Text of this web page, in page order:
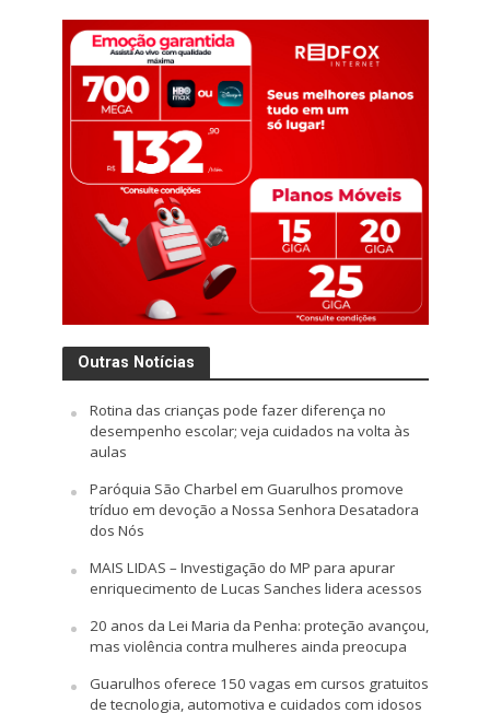
Outras Notícias
Rotina das crianças pode fazer diferença no
desempenho escolar; veja cuidados na volta às
aulas
Paróquia São Charbel em Guarulhos promove
tríduo em devoção a Nossa Senhora Desatadora
dos Nós
MAIS LIDAS – Investigação do MP para apurar
enriquecimento de Lucas Sanches lidera acessos
20 anos da Lei Maria da Penha: proteção avançou,
mas violência contra mulheres ainda preocupa
Guarulhos oferece 150 vagas em cursos gratuitos
de tecnologia, automotiva e cuidados com idosos